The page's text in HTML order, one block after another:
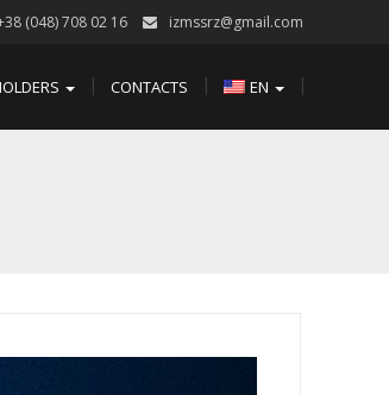
(048) 708 02 16 izmssrz@gmail.com
CONTACTS EN